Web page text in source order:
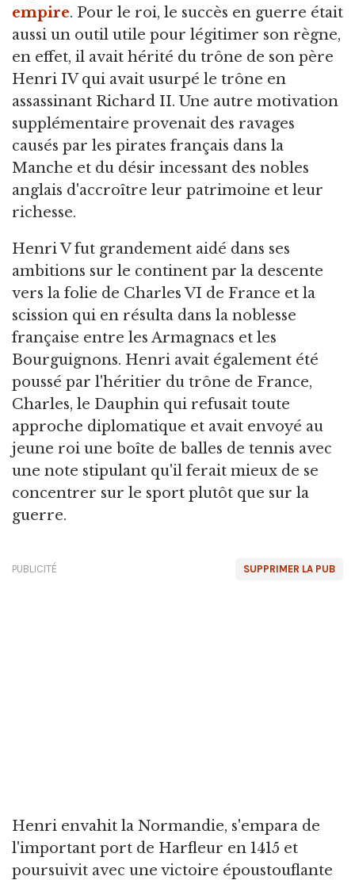
empire. Pour le roi, le succès en guerre était
aussi un outil utile pour légitimer son règne,
en effet, il avait hérité du trône de son père
Henri IV qui avait usurpé le trône en
assassinant Richard II. Une autre motivation
supplémentaire provenait des ravages
causés par les pirates français dans la
Manche et du désir incessant des nobles
anglais d'accroître leur patrimoine et leur
richesse.
Henri V fut grandement aidé dans ses
ambitions sur le continent par la descente
vers la folie de Charles VI de France et la
scission qui en résulta dans la noblesse
française entre les Armagnacs et les
Bourguignons. Henri avait également été
poussé par l'héritier du trône de France,
Charles, le Dauphin qui refusait toute
approche diplomatique et avait envoyé au
jeune roi une boîte de balles de tennis avec
une note stipulant qu'il ferait mieux de se
concentrer sur le sport plutôt que sur la
guerre.
SUPPRIMER LA PUB
PUBLICITÉ
Henri envahit la Normandie, s'empara de
l'important port de Harfleur en 1415 et
poursuivit avec une victoire époustouflante